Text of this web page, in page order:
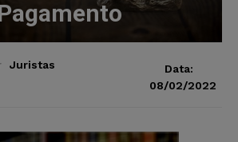
Juristas
Data:
08/02/2022